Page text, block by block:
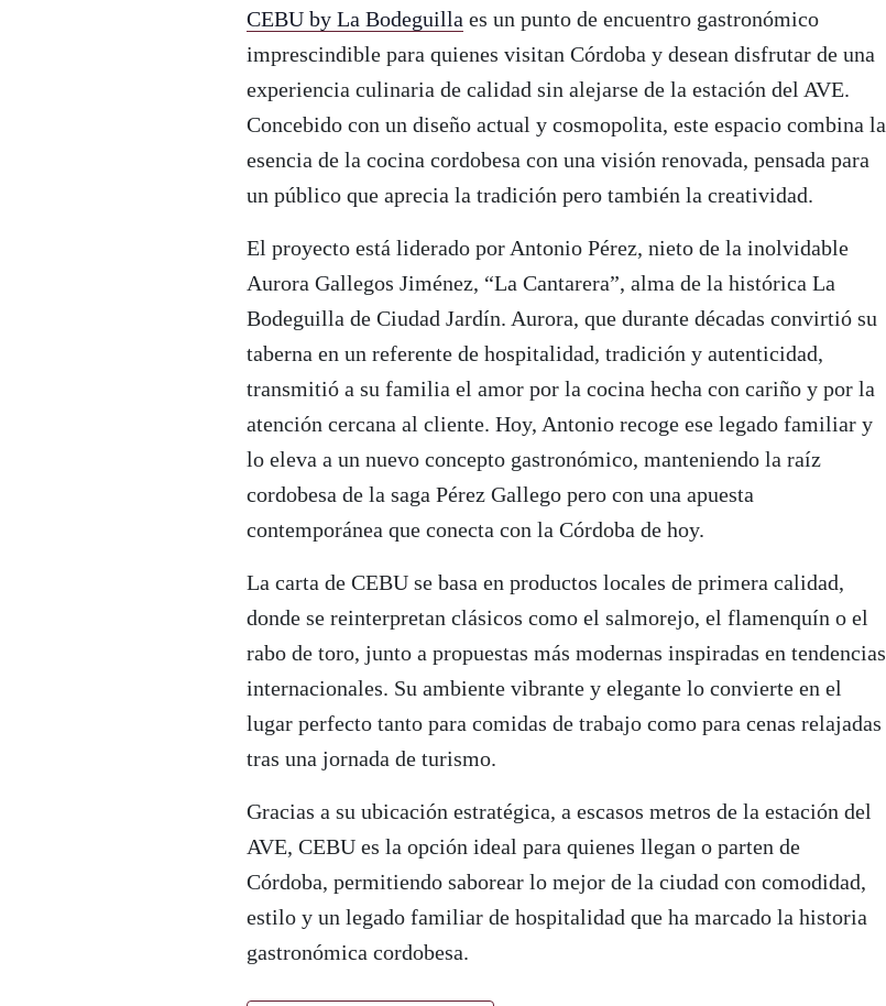
CEBU by La Bodeguilla es un punto de encuentro gastronómico
imprescindible para quienes visitan Córdoba y desean disfrutar de una
experiencia culinaria de calidad sin alejarse de la estación del AVE.
Concebido con un diseño actual y cosmopolita, este espacio combina la
esencia de la cocina cordobesa con una visión renovada, pensada para
un público que aprecia la tradición pero también la creatividad.
El proyecto está liderado por Antonio Pérez, nieto de la inolvidable
Aurora Gallegos Jiménez, “La Cantarera”, alma de la histórica La
Bodeguilla de Ciudad Jardín. Aurora, que durante décadas convirtió su
taberna en un referente de hospitalidad, tradición y autenticidad,
transmitió a su familia el amor por la cocina hecha con cariño y por la
atención cercana al cliente. Hoy, Antonio recoge ese legado familiar y
lo eleva a un nuevo concepto gastronómico, manteniendo la raíz
cordobesa de la saga Pérez Gallego pero con una apuesta
contemporánea que conecta con la Córdoba de hoy.
La carta de CEBU se basa en productos locales de primera calidad,
donde se reinterpretan clásicos como el salmorejo, el flamenquín o el
rabo de toro, junto a propuestas más modernas inspiradas en tendencias
internacionales. Su ambiente vibrante y elegante lo convierte en el
lugar perfecto tanto para comidas de trabajo como para cenas relajadas
tras una jornada de turismo.
Gracias a su ubicación estratégica, a escasos metros de la estación del
AVE, CEBU es la opción ideal para quienes llegan o parten de
Córdoba, permitiendo saborear lo mejor de la ciudad con comodidad,
estilo y un legado familiar de hospitalidad que ha marcado la historia
gastronómica cordobesa.